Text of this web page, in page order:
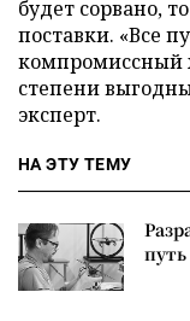
будет сорвано,
поставки. «Все
компромиссный
степени
эксперт.
НА ЭТУ ТЕМУ